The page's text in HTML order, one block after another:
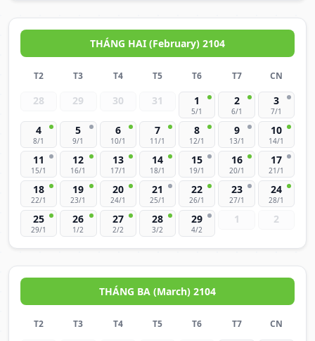
THÁNG HAI (February) 2104
T2 T3 T4 T5 T6 T7 CN
28 29 30 31 1
5/1
2
6/1
3
7/1
4
8/1
5
9/1
6
10/1
7
11/1
8
12/1
9
13/1
10
14/1
11
15/1
12
16/1
13
17/1
14
18/1
15
19/1
16
20/1
17
21/1
18
22/1
19
23/1
20
24/1
21
25/1
22
26/1
23
27/1
24
28/1
25
29/1
26
1/2
27
2/2
28
3/2
29
4/2
1 2
THÁNG BA (March) 2104
T2 T3 T4 T5 T6 T7 CN